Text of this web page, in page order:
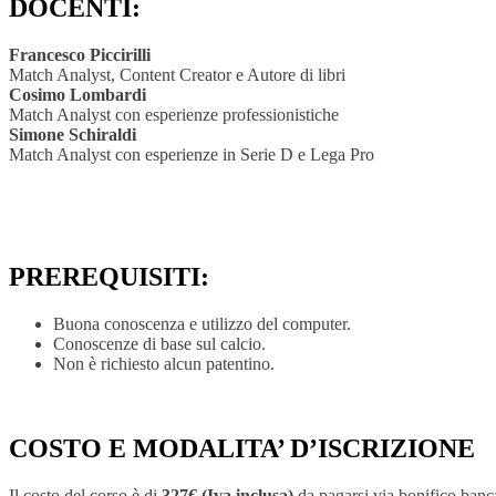
DOCENTI:
Francesco Piccirilli
Match Analyst, Content Creator e Autore di libri
Cosimo Lombardi
Match Analyst con esperienze professionistiche
Simone Schiraldi
Match Analyst con esperienze in Serie D e Lega Pro
PREREQUISITI:
Buona conoscenza e utilizzo del computer.
Conoscenze di base sul calcio.
Non è richiesto alcun patentino.
COSTO E MODALITA’ D’ISCRIZIONE